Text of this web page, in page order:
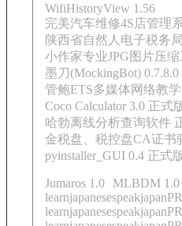
WifiHistoryView 1.56
完美汽车维修4S店管理
陕西省自然人电子税务
小作家专业JPG图片压
墨刀(MockingBot)
管鲍ETS多媒体网络教
Coco Calculator 3.0 正式
哈勃离线分析查询软件
金税盘、税控盘CA证书
pyinstaller_GUI 0.4 正式
Jumaros 1.0
MLBDM 1.0